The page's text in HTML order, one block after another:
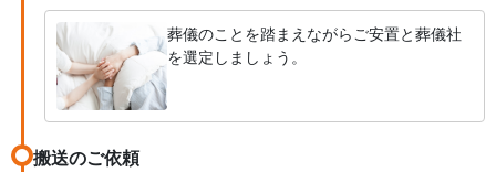
葬儀のことを踏まえながらご安置と葬儀社
を選定しましょう。
搬送のご依頼